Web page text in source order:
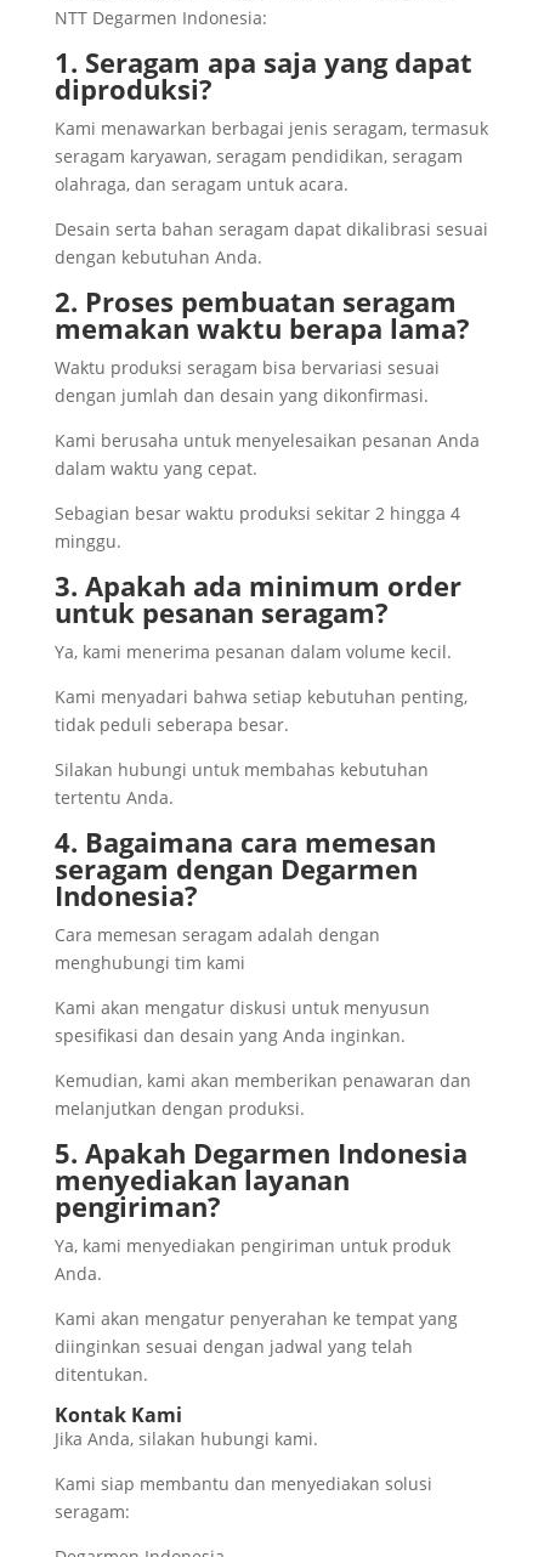
NTT Degarmen Indonesia:
1. Seragam apa saja yang dapat
diproduksi?
Kami menawarkan berbagai jenis seragam, termasuk
seragam karyawan, seragam pendidikan, seragam
olahraga, dan seragam untuk acara.
Desain serta bahan seragam dapat dikalibrasi sesuai
dengan kebutuhan Anda.
2. Proses pembuatan seragam
memakan waktu berapa lama?
Waktu produksi seragam bisa bervariasi sesuai
dengan jumlah dan desain yang dikonfirmasi.
Kami berusaha untuk menyelesaikan pesanan Anda
dalam waktu yang cepat.
Sebagian besar waktu produksi sekitar 2 hingga 4
minggu.
3. Apakah ada minimum order
untuk pesanan seragam?
Ya, kami menerima pesanan dalam volume kecil.
Kami menyadari bahwa setiap kebutuhan penting,
tidak peduli seberapa besar.
Silakan hubungi untuk membahas kebutuhan
tertentu Anda.
4. Bagaimana cara memesan
seragam dengan Degarmen
Indonesia?
Cara memesan seragam adalah dengan
menghubungi tim kami
Kami akan mengatur diskusi untuk menyusun
spesifikasi dan desain yang Anda inginkan.
Kemudian, kami akan memberikan penawaran dan
melanjutkan dengan produksi.
5. Apakah Degarmen Indonesia
menyediakan layanan
pengiriman?
Ya, kami menyediakan pengiriman untuk produk
Anda.
Kami akan mengatur penyerahan ke tempat yang
diinginkan sesuai dengan jadwal yang telah
ditentukan.
Kontak Kami
Jika Anda, silakan hubungi kami.
Kami siap membantu dan menyediakan solusi
seragam: